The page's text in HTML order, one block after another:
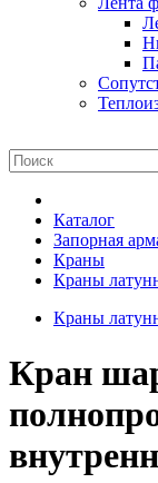
Каталог
Запорная
Краны
Краны
Краны
Кран